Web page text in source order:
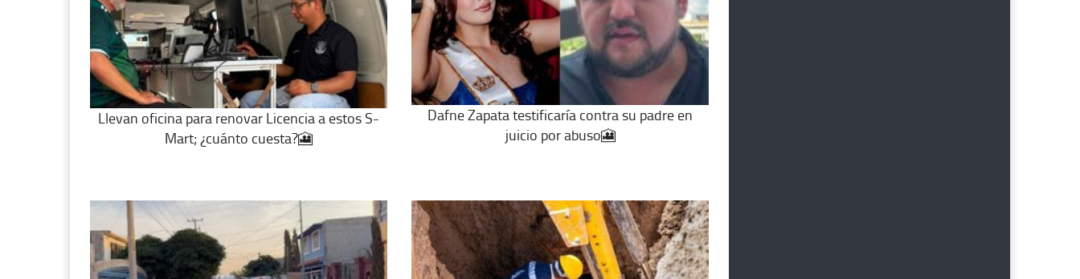
Llevan oficina para renovar Licencia a estos S-
Mart; ¿cuánto cuesta?🎦
Dafne Zapata testificaría contra su padre en
juicio por abuso🎦